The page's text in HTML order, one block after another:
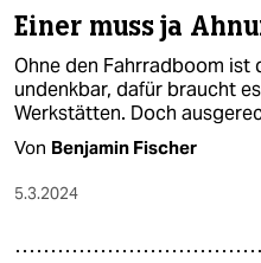
Einer muss ja
Ohne den Fahrradboom ist
undenkbar, dafür braucht
Werkstätten. Doch
Von Benjamin Fischer
5.3.2024